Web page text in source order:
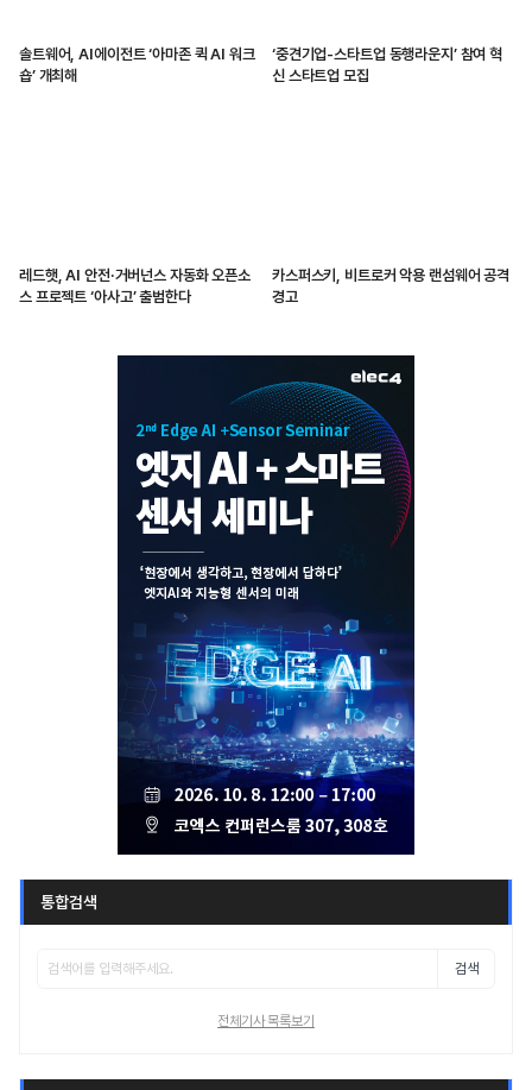
솔트웨어, AI에이전트 ‘아마존 퀵 AI 워크
숍’ 개최해
‘중견기업-스타트업 동행라운지’ 참여 혁
신 스타트업 모집
레드햇, AI 안전·거버넌스 자동화 오픈소
스 프로젝트 ‘아사고’ 출범한다
카스퍼스키, 비트로커 악용 랜섬웨어 공격
경고
통합검색
검색
전체기사 목록보기